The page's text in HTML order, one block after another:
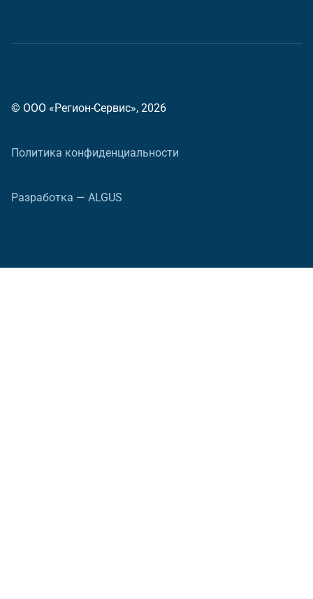
© ООО «Регион-Сервис», 2026
Политика конфиденциальности
Разработка — ALGUS